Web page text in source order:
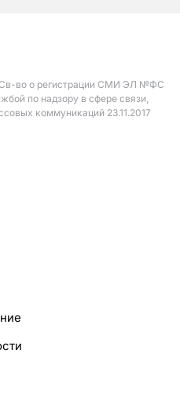
во о регистрации СМИ ЭЛ №ФС
по надзору в сфере связи,
коммуникаций 23.11.2017